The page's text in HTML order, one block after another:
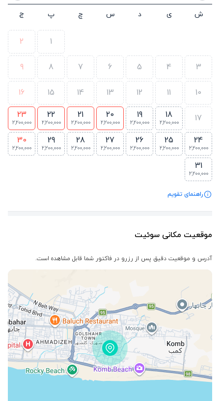
ش ی د س چ پ ج
1
2
3
4
5
6
7
8
9
10
11
12
13
14
15
16
17
18
2,200,000
19
2,200,000
20
2,200,000
21
2,200,000
22
2,200,000
23
2,200,000
24
2,200,000
25
2,200,000
26
2,200,000
27
2,200,000
28
2,200,000
29
2,200,000
30
2,200,000
31
2,200,000
راهنمای تقویم
موقعیت مکانی سوئیت
آدرس و موقعیت دقیق پس از رزرو در فاکتور شما قابل مشاهده است.